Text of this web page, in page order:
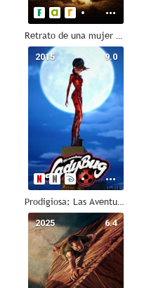
Retrato de una mujer en llamas
9.0
2015
Prodigiosa: Las Aventuras de Ladybug
6.4
2025